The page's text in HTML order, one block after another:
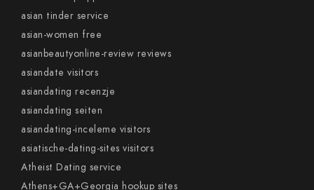
asian tinder service
asian-women free
asianbeautyonline-review reviews
asiandate visitors
asiandating recenzje
asiandating seiten
asiandating-inceleme visitors
asiatische-dating-sites visitors
Atheist Dating service
Athens+GA+Georgia hookup sites